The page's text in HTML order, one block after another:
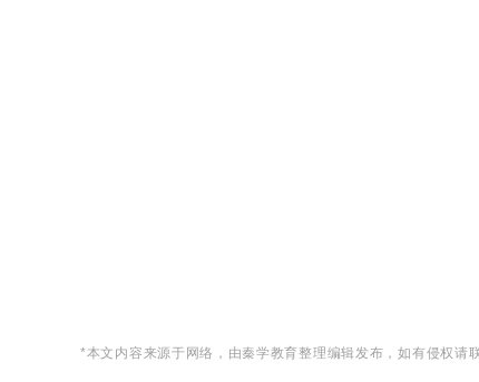
*本文内容来源于网络，由秦学教育整理编辑发布，如有侵权请